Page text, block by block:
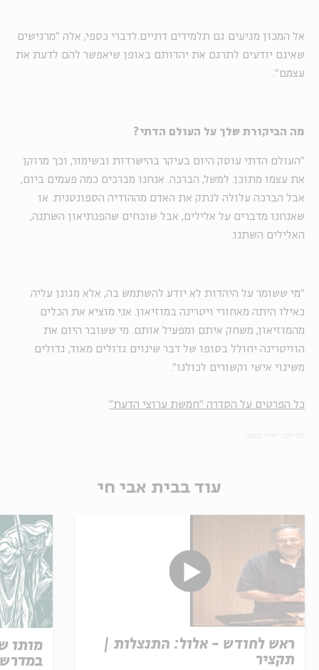
אל המכון מגיעים גם תלמידים דתיים.לדברי כספי, אלה "מרגישים
שאינם יודעים לתרגם את יהדותם באופן שיאפשר להם לדעת את
עצמם".
מה הביקורת שלך על העולם הדתי?
"העולם הדתי עוסק היום בעיקר בהישרדות ובשימור, וכך מרוקן
את עצמו מתוכן. למשל, הברכה. אנחנו מברכים כמה פעמים ביום,
אבל הברכה עלולה לנתק את האדם מההודיה הספונטנית. או
שאנחנו מדברים על אלילים, אבל שוכחים שהפנתיאון השתנה,
האלילים השתנו.
"מי ששומר על היהדות לא יודע להשתמש בה, אלא מגונן עליה
כאילו היתה מאחורי ויטרינה במוזיאון. אני מוציא את הכלים
מהמוזיאון, משחק איתם ומפעיל אותם. מי ששובר היום את
הוויטרינה יחולל בסופו של דבר שינוים גדולים מאוד, גדולים
משינוי אישי וקשורים לכולנו".
כל הפרטים על הסדרה "חמשת ערוצי הדעת"
עוד בבית אבי חי
ראש לחודש - אלול: התנצלות |
תקציר
מותו